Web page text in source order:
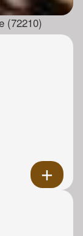
(72210)